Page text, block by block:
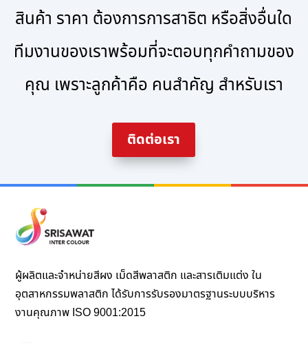
สินค้า ราคา ต้องการการสาธิต หรือสิ่งอื่นใด
ทีมงานของเราพร้อมที่จะตอบทุกคำถามของ
คุณ เพราะลูกค้าคือ คนสำคัญ สำหรับเรา
ติดต่อเรา
ผู้ผลิตและจำหน่ายสีผง เม็ดสีพลาสติก และสารเติมแต่ง ใน
อุตสาหกรรมพลาสติก ได้รับการรับรองมาตรฐานระบบบริหาร
งานคุณภาพ ISO 9001:2015